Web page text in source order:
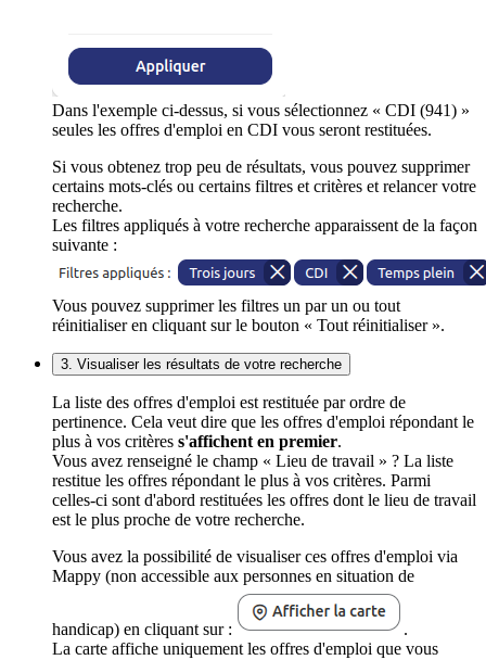
Dans l'exemple ci-dessus, si vous sélectionnez « CDI (941) »
seules les offres d'emploi en CDI vous seront restituées.
Si vous obtenez trop peu de résultats, vous pouvez supprimer
certains mots-clés ou certains filtres et critères et relancer votre
recherche.
Les filtres appliqués à votre recherche apparaissent de la façon
suivante :
Vous pouvez supprimer les filtres un par un ou tout
réinitialiser en cliquant sur le bouton « Tout réinitialiser ».
3. Visualiser les résultats de votre recherche
La liste des offres d'emploi est restituée par ordre de
pertinence. Cela veut dire que les offres d'emploi répondant le
plus à vos critères s'affichent en premier.
Vous avez renseigné le champ « Lieu de travail » ? La liste
restitue les offres répondant le plus à vos critères. Parmi
celles-ci sont d'abord restituées les offres dont le lieu de travail
est le plus proche de votre recherche.
Vous avez la possibilité de visualiser ces offres d'emploi via
Mappy (non accessible aux personnes en situation de
handicap) en cliquant sur :
.
La carte affiche uniquement les offres d'emploi que vous